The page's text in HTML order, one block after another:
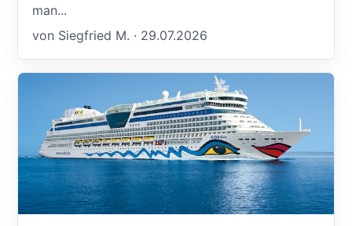
man...
von Siegfried M. · 29.07.2026